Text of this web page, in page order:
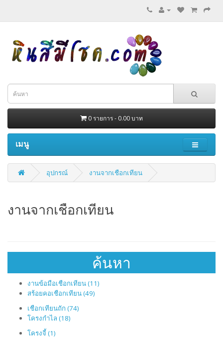
0 รายการ - 0.00 บาท
เมนู
อุปกรณ์ งานจากเชือกเทียน
งานจากเชือกเทียน
ค้นหา
งานข้อมือเชือกเทียน (11)
สร้อยคอเชือกเทียน (49)
เชือกเทียนถัก (74)
โครงกำไล (18)
โครงจี้ (1)